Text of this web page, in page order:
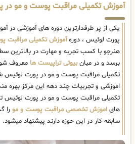
آموزش تکمیلی مراقبت پوست و مو در
یکی از پر طرفدارترین دوره های آموزشی در
پورت لوئیس ، دورهآموزش تکمیلی مراقبت
هنرجو با کسب تجربه و مهارت در بالاترین
برسد و در میانبیوتی تراپیست ها معروف
تکمیلی مراقبت پوست و مو در پورت لوئیس
اموزشی و تجربیات چند دهه این مرکز بهره
تکمیلی مراقبت پوست و مو در پورت لوئیس
های اموزش تخصصی مراقبت پوست و مو
سابقه کار در این حوزه دارند پیشنهاد میشود.